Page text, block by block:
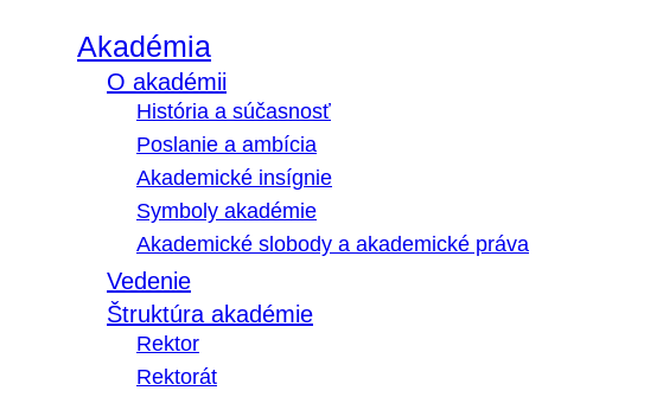
Akadémia
O akadémii
História a súčasnosť
Poslanie a ambícia
Akademické insígnie
Symboly akadémie
Akademické slobody a akademické práva
Vedenie
Štruktúra akadémie
Rektor
Rektorát